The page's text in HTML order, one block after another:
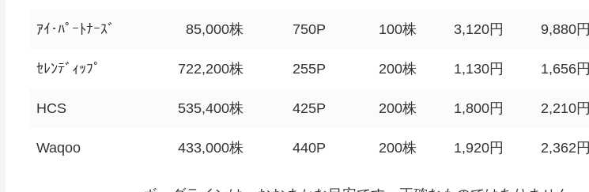
ｱｲ･ﾊﾟｰﾄﾅｰｽﾞ 85,000株 750P 100株 3,120円 9,880円
ｾﾚﾝﾃﾞｨｯﾌﾟ 722,200株 255P 200株 1,130円 1,656円
HCS 535,400株 425P 200株 1,800円 2,210円
Waqoo 433,000株 440P 200株 1,920円 2,362円